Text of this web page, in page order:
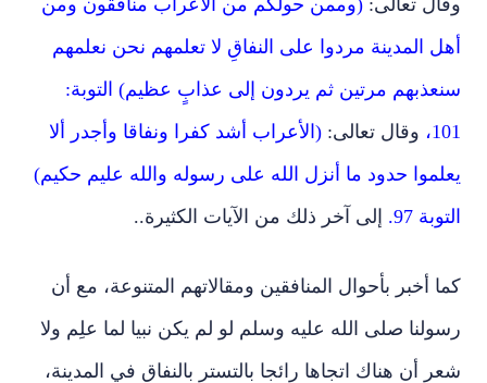
أهل المدينة مردوا على النفاقِ لا تعلمهم نحن نعلمهم
سنعذبهم مرتين ثم يردون إلى عذابٍ عظيم) التوبة:
101،
وقال تعالى: (الأعراب أشد كفرا ونفاقا وأجدر ألا
يعلموا حدود ما أنزل الله على رسوله والله عليم حكيم)
التوبة 97.
إلى آخر ذلك من الآيات الكثيرة..
كما أخبر بأحوال المنافقين ومقالاتهم المتنوعة، مع أن
رسولنا صلى الله عليه وسلم لو لم يكن نبيا لما علِم ولا
شعر أن هناك اتجاها رائجا بالتستر بالنفاق في المدينة،